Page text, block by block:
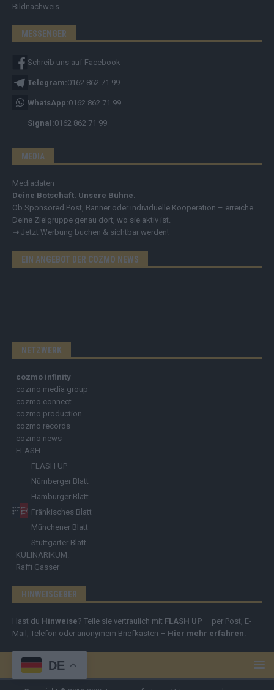
Bildnachweis
MESSENGER
Schreib uns auf Facebook
Telegram:0162 862 71 99
WhatsApp:0162 862 71 99
Signal:0162 862 71 99
MEDIA
Mediadaten
Deine Botschaft. Unsere Bühne.
Ob Sponsored Post, Banner oder individuelle Kooperation – erreiche
Deine Zielgruppe genau dort, wo sie aktiv ist.
➔ Jetzt Werbung buchen & sichtbar werden!
EIN ANGEBOT DER COZMO NEWS
NETZWERK
cozmo infinity
cozmo media group
cozmo connect
cozmo production
cozmo records
cozmo news
FLASH
FLASH UP
Nürnberger Blatt
Hamburger Blatt
Fränkisches Blatt
Münchener Blatt
Stuttgarter Blatt
KULINARIKUM.
Raffi Gasser
HINWEISGEBER
Hast du Hinweise? Teile sie vertraulich mit FLASH UP – per Post, E-
Mail, Telefon oder anonymem Briefkasten – Hier mehr erfahren.
DE